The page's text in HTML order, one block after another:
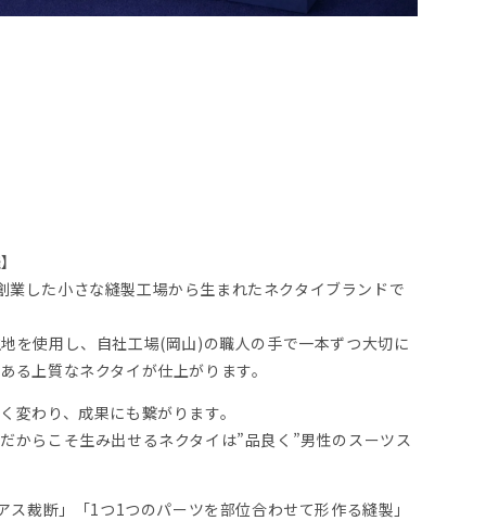
業した小さな縫製工場から生まれたネクタイブランドで
を使用し、自社工場(岡山)の職人の手で一本ずつ大切に
る上質なネクタイが仕上がります。
変わり、成果にも繋がります。
からこそ生み出せるネクタイは”品良く”男性のスーツス
ス裁断」「1つ1つのパーツを部位合わせて形作る縫製」